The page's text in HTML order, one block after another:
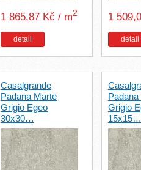
1 865,87 Kč / m2
detail
1
detail
Casalgrande
Padana Marte
Grigio Egeo
30x30…
Grigio
15x15…